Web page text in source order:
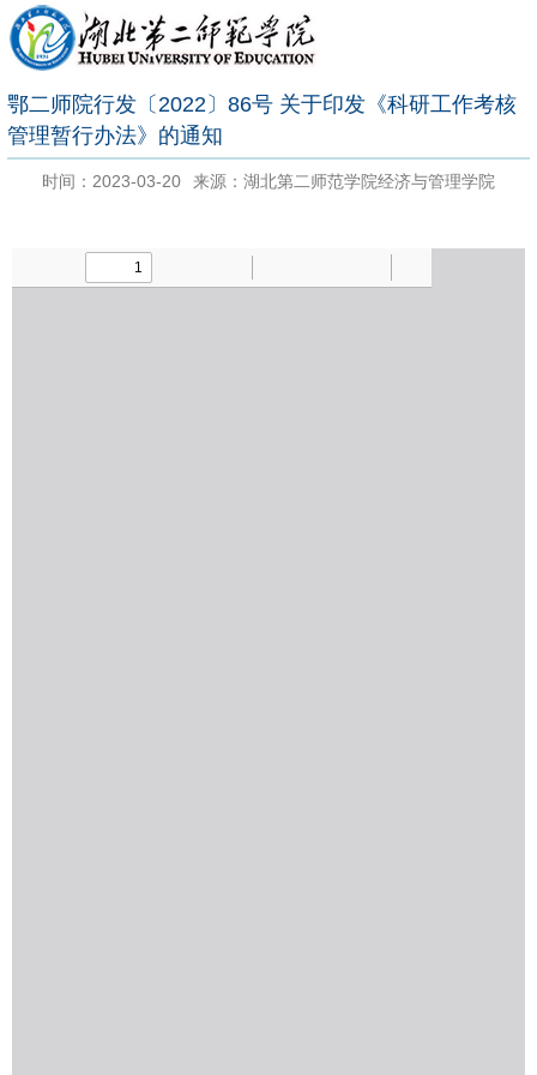
鄂二师院行发〔2022〕86号 关于印发《科研工作考核
管理暂行办法》的通知
时间：2023-03-20 来源：湖北第二师范学院经济与管理学院